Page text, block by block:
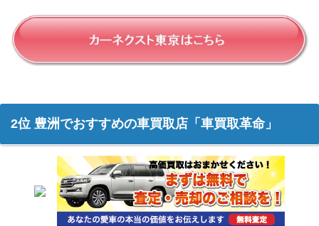
2位 豊洲でおすすめの車買取店「車買取革命」